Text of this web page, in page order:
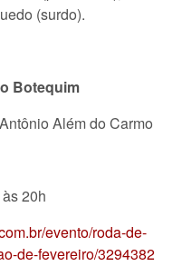
(surdo).
Botequim
Além do Carmo
20h
evento/roda-de-
de-fevereiro/3294382